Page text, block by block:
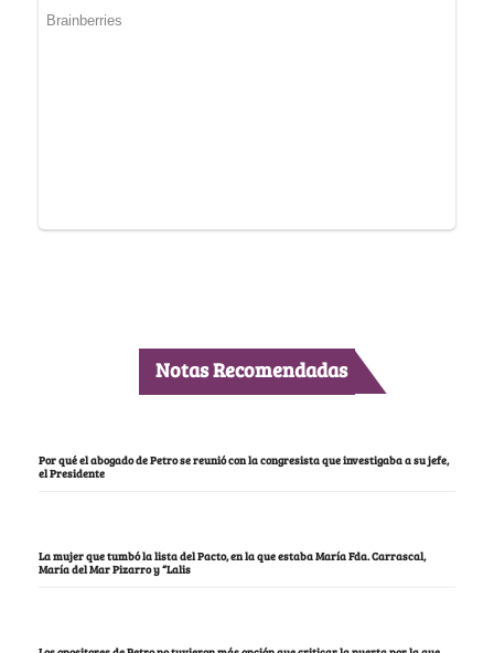
Notas Recomendadas
Por qué el abogado de Petro se reunió con la congresista que investigaba a su jefe,
el Presidente
La mujer que tumbó la lista del Pacto, en la que estaba María Fda. Carrascal,
María del Mar Pizarro y “Lalis